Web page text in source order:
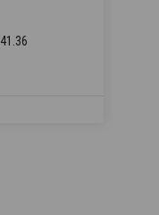
41.36